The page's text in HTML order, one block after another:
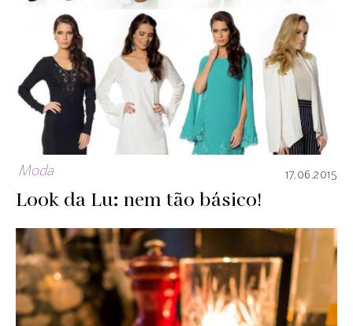
Moda 17.06.2015
Look da Lu: nem tão básico!